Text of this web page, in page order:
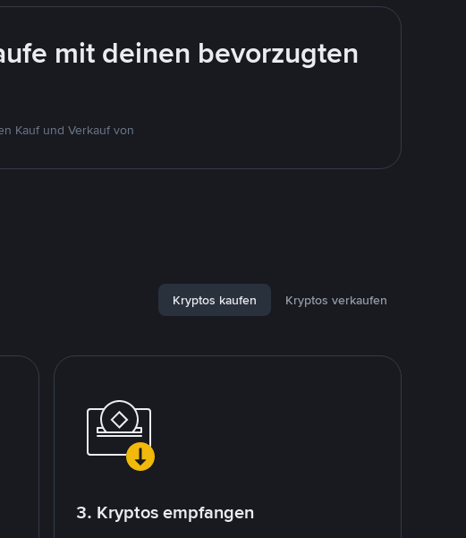
mit deinen bevorzugten
Kauf und Verkauf von
Kryptos kaufen Kryptos verkaufen
3. Kryptos empfangen